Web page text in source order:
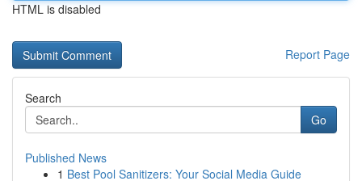
HTML is disabled
Report Page
Search
Go
Published News
1 Best Pool Sanitizers: Your Social Media Guide